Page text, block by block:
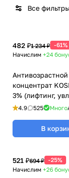
Все фильтры
482 ₽1 234 ₽ -61%
Начислим +24
Антивозрастной
концентрат
3% (лифтинг,
/ DMAE Care,
мезороллеров
4.9 525 Много
В
521 ₽694 ₽ -25%
Начислим +26